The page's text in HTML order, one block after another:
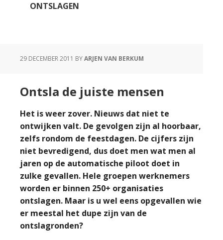
ONTSLAGEN
29 DECEMBER 2011 BYARJEN VAN BERKUM
Ontsla de juiste mensen
Het is weer zover. Nieuws dat niet te
ontwijken valt. De gevolgen zijn al hoorbaar,
zelfs rondom de feestdagen. De cijfers zijn
niet bevredigend, dus doet men wat men al
jaren op de automatische piloot doet in
zulke gevallen. Hele groepen werknemers
worden er binnen 250+ organisaties
ontslagen. Maar is u wel eens opgevallen wie
er meestal het dupe zijn van de
ontslagronden?